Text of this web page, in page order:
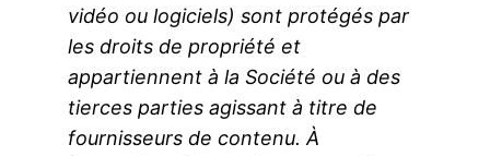
vidéo ou logiciels) sont protégés par
les droits de propriété et
appartiennent à la Société ou à des
tierces parties agissant à titre de
fournisseurs de contenu. À